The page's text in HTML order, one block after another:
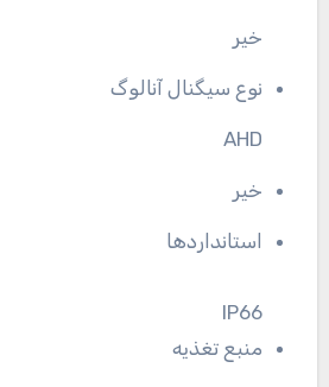
خیر
نوع سیگنال آنالوگ
AHD
خیر
استانداردها
IP66
منبع تغذیه